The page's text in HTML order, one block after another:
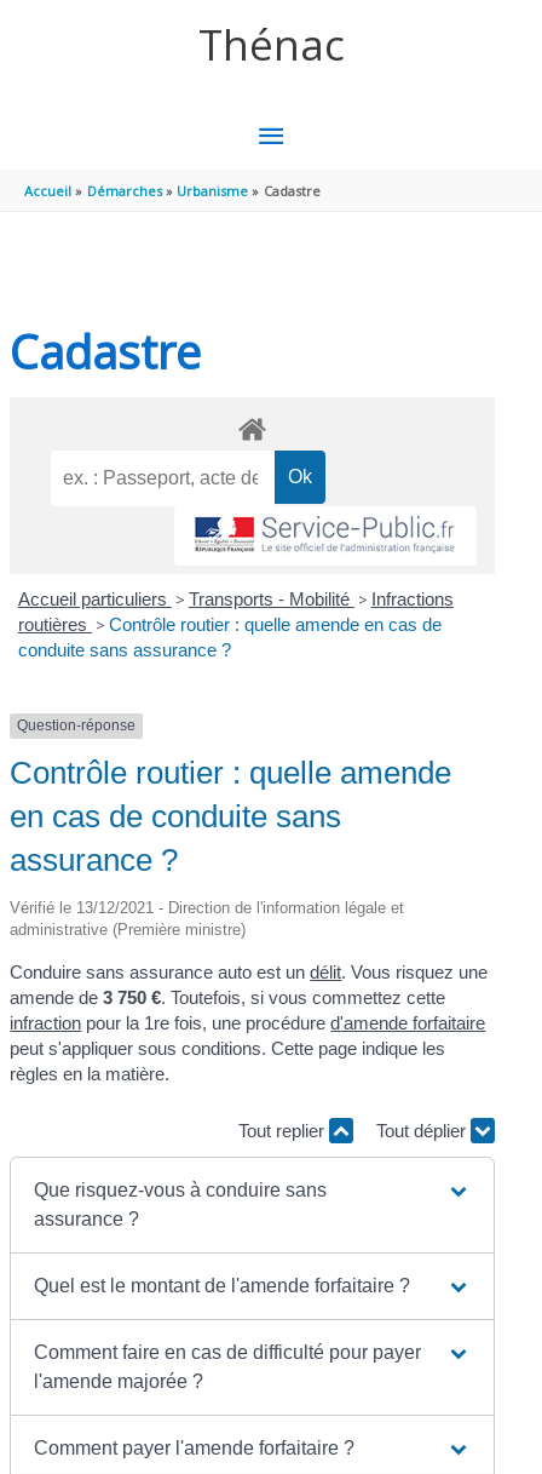
Thénac
MENU
PRINCIPAL
Accueil Démarches Urbanisme Cadastre
Cadastre
Accueil particuliers > Transports - Mobilité > Infractions
routières > Contrôle routier : quelle amende en cas de
conduite sans assurance ?
Question-réponse
Contrôle routier : quelle amende
en cas de conduite sans
assurance ?
Vérifié le 13/12/2021 - Direction de l'information légale et
administrative (Première ministre)
Conduire sans assurance auto est undélit. Vous risquez une
amende de3 750 €. Toutefois, si vous commettez cette
infraction pour la 1re fois, une procédured'amende forfaitaire
peut s'appliquer sous conditions. Cette page indique les
règles en la matière.
Tout replier Tout déplier
Que risquez-vous à conduire sans
assurance ?
Quel est le montant de l'amende forfaitaire ?
Comment faire en cas de difficulté pour payer
l'amende majorée ?
Comment payer l'amende forfaitaire ?